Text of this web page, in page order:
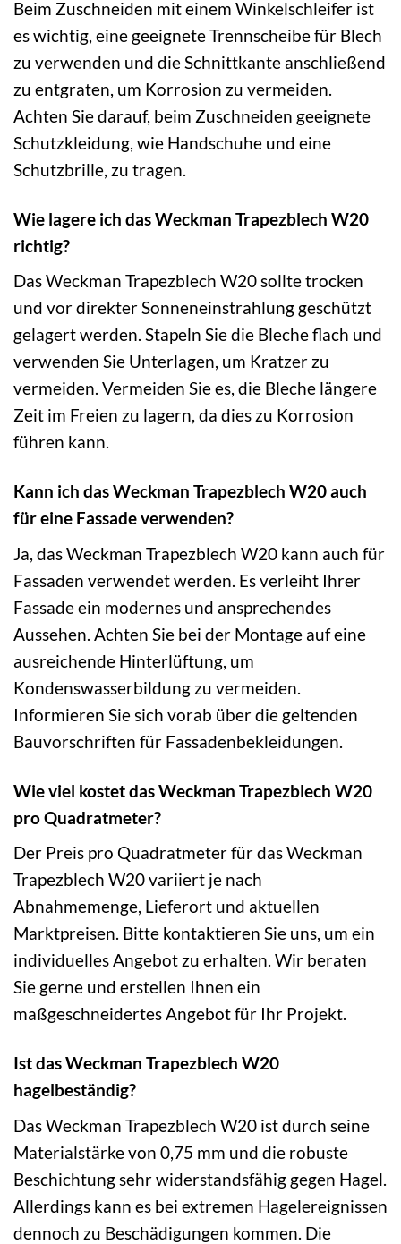
Beim Zuschneiden mit einem Winkelschleifer ist
es wichtig, eine geeignete Trennscheibe für Blech
zu verwenden und die Schnittkante anschließend
zu entgraten, um Korrosion zu vermeiden.
Achten Sie darauf, beim Zuschneiden geeignete
Schutzkleidung, wie Handschuhe und eine
Schutzbrille, zu tragen.
Wie lagere ich das Weckman Trapezblech W20
richtig?
Das Weckman Trapezblech W20 sollte trocken
und vor direkter Sonneneinstrahlung geschützt
gelagert werden. Stapeln Sie die Bleche flach und
verwenden Sie Unterlagen, um Kratzer zu
vermeiden. Vermeiden Sie es, die Bleche längere
Zeit im Freien zu lagern, da dies zu Korrosion
führen kann.
Kann ich das Weckman Trapezblech W20 auch
für eine Fassade verwenden?
Ja, das Weckman Trapezblech W20 kann auch für
Fassaden verwendet werden. Es verleiht Ihrer
Fassade ein modernes und ansprechendes
Aussehen. Achten Sie bei der Montage auf eine
ausreichende Hinterlüftung, um
Kondenswasserbildung zu vermeiden.
Informieren Sie sich vorab über die geltenden
Bauvorschriften für Fassadenbekleidungen.
Wie viel kostet das Weckman Trapezblech W20
pro Quadratmeter?
Der Preis pro Quadratmeter für das Weckman
Trapezblech W20 variiert je nach
Abnahmemenge, Lieferort und aktuellen
Marktpreisen. Bitte kontaktieren Sie uns, um ein
individuelles Angebot zu erhalten. Wir beraten
Sie gerne und erstellen Ihnen ein
maßgeschneidertes Angebot für Ihr Projekt.
Ist das Weckman Trapezblech W20
hagelbeständig?
Das Weckman Trapezblech W20 ist durch seine
Materialstärke von 0,75 mm und die robuste
Beschichtung sehr widerstandsfähig gegen Hagel.
Allerdings kann es bei extremen Hagelereignissen
dennoch zu Beschädigungen kommen. Die